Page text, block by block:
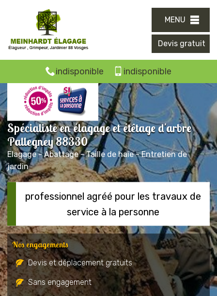
MENU
Devis gratuit
indisponible indisponible
Spécialiste en élagage et étêtage d'arbre
Pallegney 88330
Elagage - Abattage - Taille de haie - Entretien de
jardin
professionnel agréé pour les travaux de
service à la personne
Nos engagements
Devis et déplacement gratuits
Sans engagement